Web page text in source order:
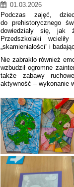
01.03.2026
Podczas zajęć,
do prehistorycznego
dowiedziały się, jak
Przedszkolaki
„skamieniałości” i
Nie zabrakło również
wzbudził ogromne
także zabawy
aktywność – wykonanie